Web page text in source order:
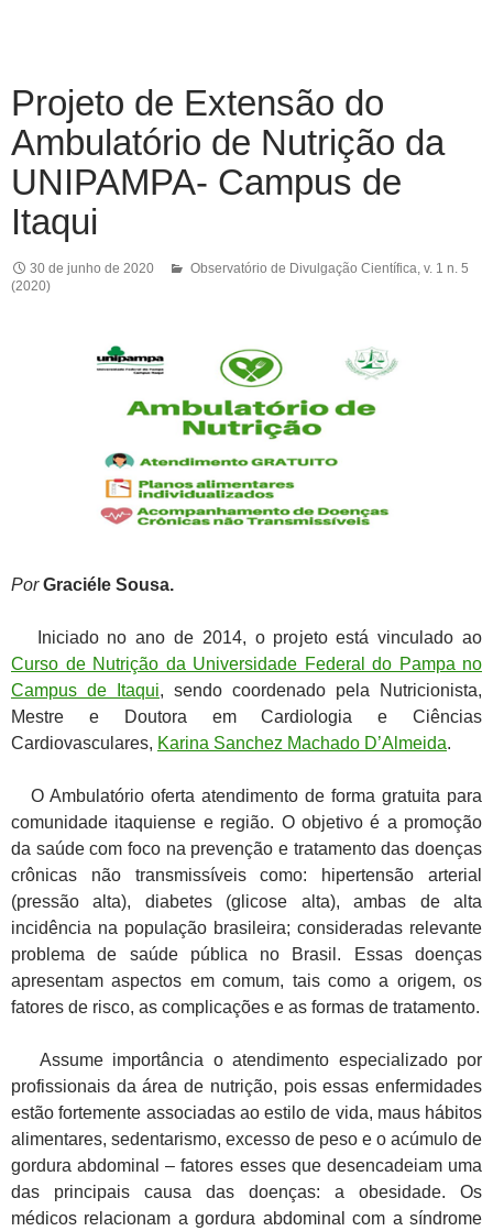
Projeto de Extensão do
Ambulatório de Nutrição da
UNIPAMPA- Campus de
Itaqui
30 de junho de 2020 Observatório de Divulgação Científica v. 1 n. 5
(2020)
PorGraciéle Sousa.
Iniciado no ano de 2014, o projeto está vinculado ao
Curso de Nutrição da Universidade Federal do Pampa no
Campus de Itaqui, sendo coordenado pela Nutricionista,
Mestre e Doutora em Cardiologia e Ciências
Cardiovasculares, Karina Sanchez Machado D’Almeida.
O Ambulatório oferta atendimento de forma gratuita para
comunidade itaquiense e região. O objetivo é a promoção
da saúde com foco na prevenção e tratamento das doenças
crônicas não transmissíveis como: hipertensão arterial
(pressão alta), diabetes (glicose alta), ambas de alta
incidência na população brasileira; consideradas relevante
problema de saúde pública no Brasil. Essas doenças
apresentam aspectos em comum, tais como a origem, os
fatores de risco, as complicações e as formas de tratamento.
Assume importância o atendimento especializado por
profissionais da área de nutrição, pois essas enfermidades
estão fortemente associadas ao estilo de vida, maus hábitos
alimentares, sedentarismo, excesso de peso e o acúmulo de
gordura abdominal – fatores esses que desencadeiam uma
das principais causa das doenças: a obesidade. Os
médicos relacionam a gordura abdominal com a síndrome